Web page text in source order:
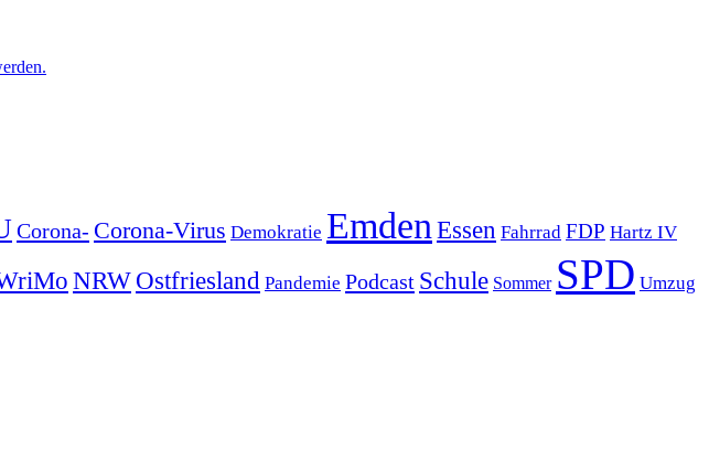
Corona- Corona-Virus Demokratie Emden Essen Fahrrad FDP Hartz IV
NRWOstfriesland Pandemie Podcast Schule Sommer SPD Umzug